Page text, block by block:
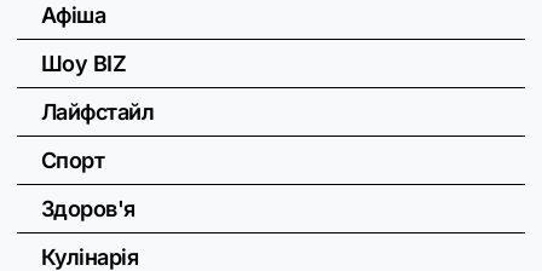
Афіша
Шоу BIZ
Лайфстайл
Спорт
Здоров'я
Кулінарія